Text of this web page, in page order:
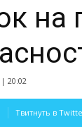
| 20:02
Твитнуть в